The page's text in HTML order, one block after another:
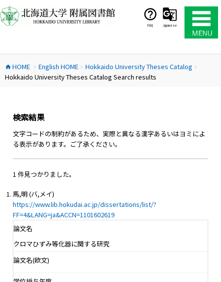
ン
テ
ス
キ
FAQ Japanese
home HOME chevron_right English HOMEchevron_right Hokkaido University Theses Catalog chevron_right
Hokkaido University Theses Catalog Search results
検索結果
文字コードの制約があるため、実際と異なる漢字あるいはヨミによ
る表示があります。ご了承ください。
1 件見つかりました。
馬,明 (バ,メイ)
https://www.lib.hokudai.ac.jp/dissertations/list/?
FF=4&LANG=ja&ACCN=1101602619
論文名
クロマひずみ等化器に関する研究
論文名(欧文)